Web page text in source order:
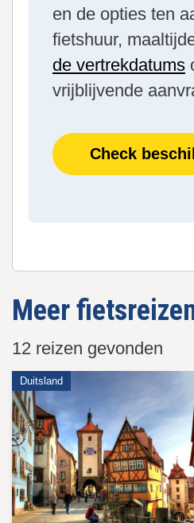
en de opties ten
fietshuur,
de vertrekdatums
vrijblijvende
Check
Meer
12 reizen gevonden
Duitsland